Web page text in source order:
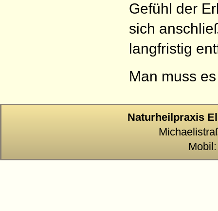
Gefühl der
sich
langfristig
Man muss
Naturheilpraxis